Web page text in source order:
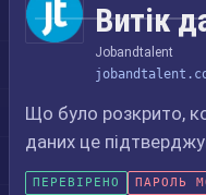
Витік
Jobandtalent
Що було розкрито,
даних це
ПЕРЕВІРЕНО ПАРОЛЬ